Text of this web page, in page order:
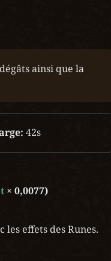
ainsi que la
42s
× 0,0077)
les effets des Runes.